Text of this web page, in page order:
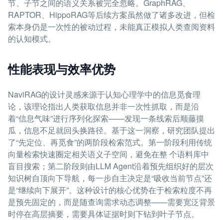
节、子节之间的语义关系被完全忽略。GraphRAG、
RAPTOR、HippoRAG等后续方案虽然做了诸多改进，但检
索本身仍是一次性的被动过程，未能真正模拟人类查阅资料
的认知模式。
性能表现与效率优势
NaviRAG的设计灵感来源于认知心理学中的信息觅食理
论，该理论指出人类获取信息并非一次性抓取，而是沿
着“信息气味”进行序列化探索——发现一条线索后顺藤摸
瓜，信息不足就回头换路径。基于这一洞察，研究团队提出
了“先定位、再觅食”的两阶段检索范式。第一阶段利用传统
向量检索快速圈定相关语义子空间，避免在整 个语料库中
盲目搜索；第二阶段则由LLM Agent沿着预先组织好的层次
知识树自顶向下导航，每一步自主决定是“吸收当前节点”还
是“继续向下展开”。这种设计的核心优势在于检索粒度不再
是预先固定的，而是随查询需求动态调整——需要宽泛背景
时停在高层摘要，需要具体证据时则下钻到叶子节点。